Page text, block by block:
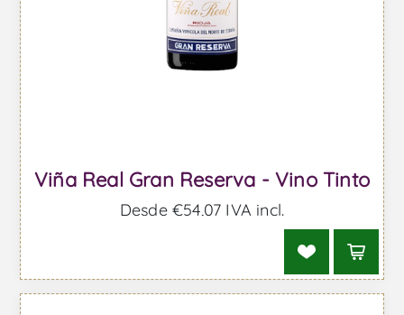
Viña Real Gran Reserva - Vino Tinto
Desde €54,07 IVA incl.